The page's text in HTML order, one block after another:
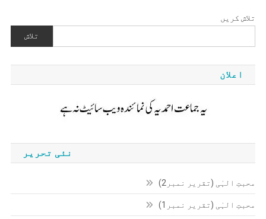
تلاش کریں
تلاش
اعلان
نئی تحریر
محبتِ الہٰی (تقریر نمبر2)
محبتِ الہٰی (تقریر نمبر1)